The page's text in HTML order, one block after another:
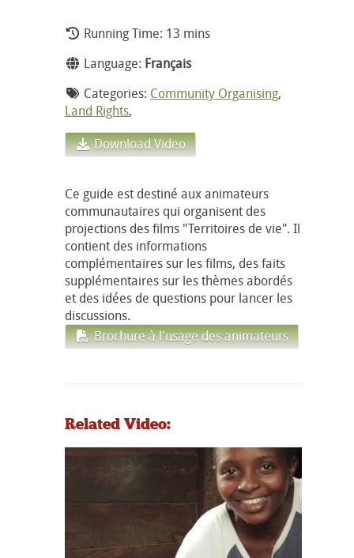
Running Time: 13 mins
Language: Français
Categories: Community Organising,
Land Rights,
Download Video
Ce guide est destiné aux animateurs
communautaires qui organisent des
projections des films "Territoires de vie". Il
contient des informations
complémentaires sur les films, des faits
supplémentaires sur les thèmes abordés
et des idées de questions pour lancer les
discussions.
Brochure à l'usage des animateurs
Related Video: